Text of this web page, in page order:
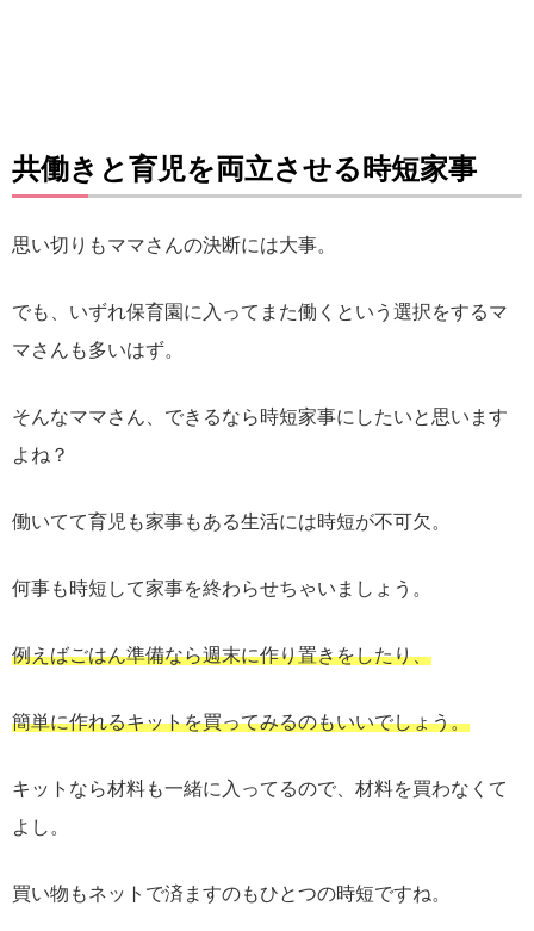
共働きと育児を両立させる時短家事
思い切りもママさんの決断には大事。
でも、いずれ保育園に入ってまた働くという選択をするマ
マさんも多いはず。
そんなママさん、できるなら時短家事にしたいと思います
よね？
働いてて育児も家事もある生活には時短が不可欠。
何事も時短して家事を終わらせちゃいましょう。
例えばごはん準備なら週末に作り置きをしたり、
簡単に作れるキットを買ってみるのもいいでしょう。
キットなら材料も一緒に入ってるので、材料を買わなくて
よし。
買い物もネットで済ますのもひとつの時短ですね。